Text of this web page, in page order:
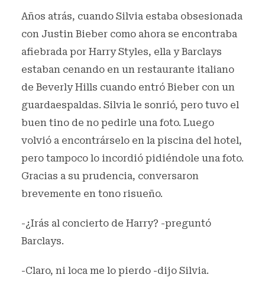
Años atrás, cuando Silvia estaba obsesionada
con Justin Bieber como ahora se encontraba
afiebrada por Harry Styles, ella y Barclays
estaban cenando en un restaurante italiano
de Beverly Hills cuando entró Bieber con un
guardaespaldas. Silvia le sonrió, pero tuvo el
buen tino de no pedirle una foto. Luego
volvió a encontrárselo en la piscina del hotel,
pero tampoco lo incordió pidiéndole una foto.
Gracias a su prudencia, conversaron
brevemente en tono risueño.
-¿Irás al concierto de Harry? -preguntó
Barclays.
-Claro, ni loca me lo pierdo -dijo Silvia.